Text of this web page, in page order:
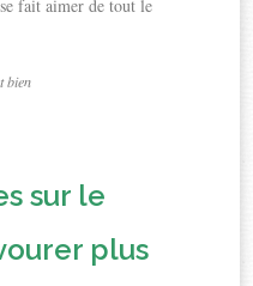
fait aimer de tout le
bien
sur le
plus